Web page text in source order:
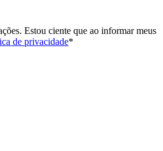
Estou ciente que ao informar meus
de privacidade*